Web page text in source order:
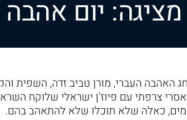
צרפתי עם פיוז'ן ישראלי שלוקח
כאלה שלא תוכלו שלא להתאהב בהם.